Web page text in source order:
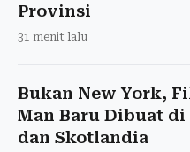
Provinsi
31 menit lalu
Bukan New York,
Man Baru Dibuat
dan Skotlandia